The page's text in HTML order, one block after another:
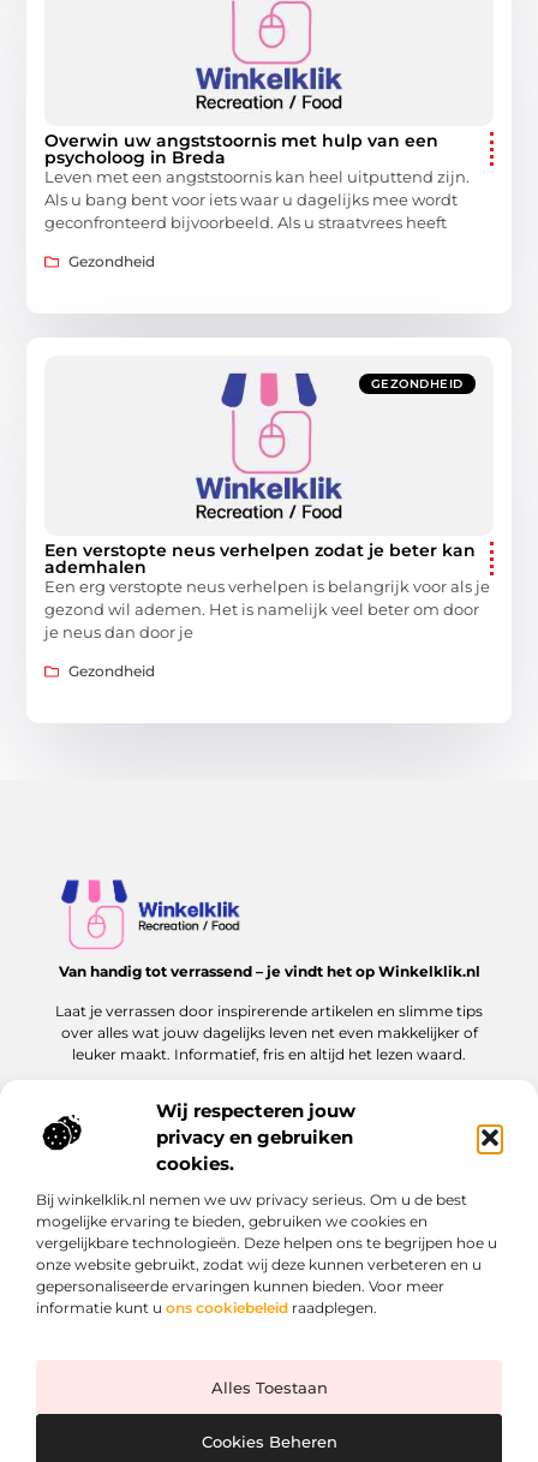
Wij respecteren jouw
privacy en gebruiken
cookies.
Bij winkelklik.nl nemen we uw privacy serieus. Om u de best
mogelijke ervaring te bieden, gebruiken we cookies en
vergelijkbare technologieën. Deze helpen ons te begrijpen hoe u
onze website gebruikt, zodat wij deze kunnen verbeteren en u
gepersonaliseerde ervaringen kunnen bieden. Voor meer
informatie kunt u ons cookiebeleid raadplegen.
Alles Toestaan
Cookies Beheren
Overwin uw angststoornis met hulp van een
psycholoog in Breda
Leven met een angststoornis kan heel uitputtend zijn.
Als u bang bent voor iets waar u dagelijks mee wordt
geconfronteerd bijvoorbeeld. Als u straatvrees heeft
Gezondheid
GEZONDHEID
Een verstopte neus verhelpen zodat je beter kan
ademhalen
Een erg verstopte neus verhelpen is belangrijk voor als je
gezond wil ademen. Het is namelijk veel beter om door
je neus dan door je
Gezondheid
Van handig tot verrassend – je vindt het op Winkelklik.nl
Laat je verrassen door inspirerende artikelen en slimme tips
over alles wat jouw dagelijks leven net even makkelijker of
leuker maakt. Informatief, fris en altijd het lezen waard.
Onze informatie
Bericht categorie
Cookiebeleid (EU)
@2025 www.winkelklik.nl. All Right Reserved.